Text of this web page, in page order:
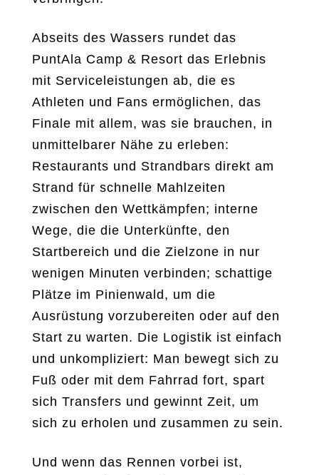
Abseits des Wassers rundet das
PuntAla Camp & Resort das Erlebnis
mit Serviceleistungen ab, die es
Athleten und Fans ermöglichen, das
Finale mit allem, was sie brauchen, in
unmittelbarer Nähe zu erleben:
Restaurants und Strandbars direkt am
Strand für schnelle Mahlzeiten
zwischen den Wettkämpfen; interne
Wege, die die Unterkünfte, den
Startbereich und die Zielzone in nur
wenigen Minuten verbinden; schattige
Plätze im Pinienwald, um die
Ausrüstung vorzubereiten oder auf den
Start zu warten. Die Logistik ist einfach
und unkompliziert: Man bewegt sich zu
Fuß oder mit dem Fahrrad fort, spart
sich Transfers und gewinnt Zeit, um
sich zu erholen und zusammen zu sein.
Und wenn das Rennen vorbei ist,